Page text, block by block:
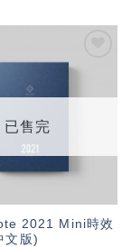
望輕
已售完
2021 Mini時效
文版)